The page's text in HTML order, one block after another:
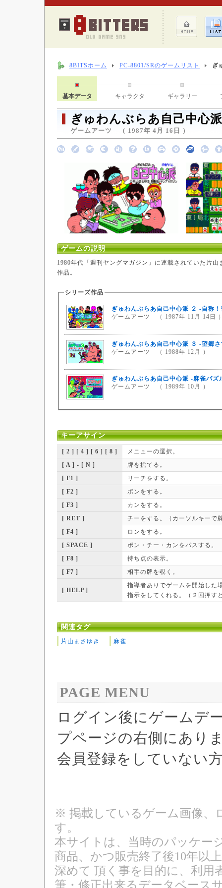
8BITSホーム PC-8801/SRのゲームリスト ぎ
基本データ キャラクタ ギャラリー
ぎゅわんぶらあ自己中心派
ゲームアーツ （ 1987年 4月 16日 ）
ゲームの説明
1980年代「週刊ヤングマガジン」に連載されていた片
作品。
シリーズ作品
ぎゅわんぶらあ自己中心派 ２ -自称
ゲームアーツ （ 1987年 11月 14日
ぎゅわんぶらあ自己中心派 ３ -望郷
ゲームアーツ （ 1988年 12月 ）
ぎゅわんぶらあ自己中心派 -麻雀パズ
ゲームアーツ （ 1989年 10月 ）
キーアサイン
[ 2 ] [ 4 ] [ 6 ] [ 8 ]
メニューの選択。
[ A ] - [ N ]
牌を捨てる。
[ F1 ]
リーチをする。
[ F2 ]
ポンをする。
[ F3 ]
カンをする。
[ RET ]
チーをする。（カーソルキーで
[ F4 ]
ロンをする。
[ SPACE ]
ポン・チー・カンをパスする。
[ F8 ]
持ち点の表示。
[ F7 ]
相手の牌を覗く。
[ HELP ]
指導者ありでゲームを開始した
指示をしてくれる。（２回押す
関連タグ
片山まさゆき 麻雀
PAGE MENU
ログイン後にゲームデ
プページの右側にあり
会員登録をしていない
※ 掲載しているゲーム画像、
す。
本サイトは、当時のパッケー
商品、かつ販売終了後10年以
深めて 頂く事を目的に、利用
筆・修正出来るデータベース